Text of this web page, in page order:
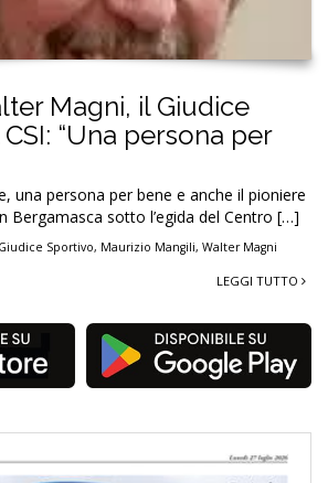
Magni, il Giudice
“Una persona per
una persona per bene e anche il pioniere
Bergamasca sotto l’egida del Centro […]
Giudice Sportivo, Maurizio Mangili, Walter Magni
LEGGI TUTTO